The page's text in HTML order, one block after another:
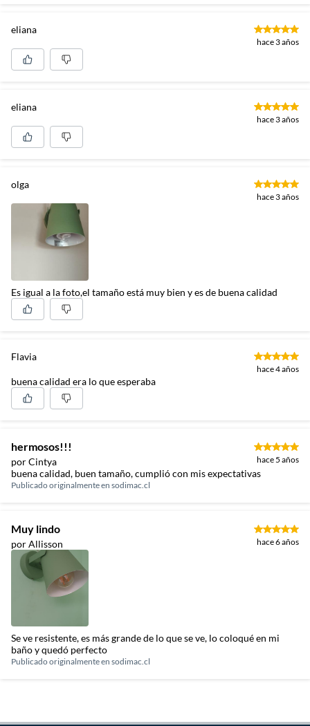
eliana
hace 3 años
eliana
hace 3 años
olga
hace 3 años
Es igual a la foto,el tamaño está muy bien y es de buena calidad
Flavia
hace 4 años
buena calidad era lo que esperaba
hermosos!!!
por Cintya hace 5 años
buena calidad, buen tamaño, cumplió con mis expectativas
Publicado originalmente en sodimac.cl
Muy lindo
por Allisson hace 6 años
Se ve resistente, es más grande de lo que se ve, lo coloqué en mi
baño y quedó perfecto
Publicado originalmente en sodimac.cl